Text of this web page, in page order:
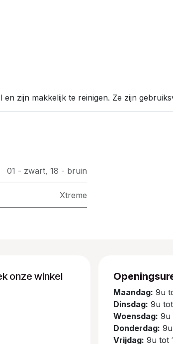
zijn makkelijk te reinigen. Ze zijn
01 - zwart, 18 - bruin
Xtreme
onze winkel
Maandag: 9u
Dinsdag: 9u
Woensdag: 9u
Donderdag:
Vrijdag: 9u tot